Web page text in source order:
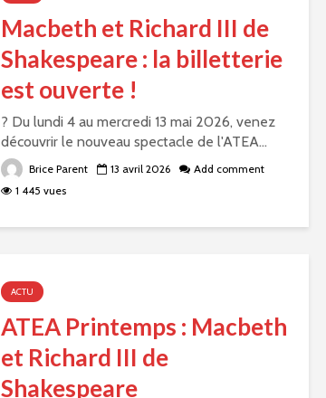
Macbeth et Richard III de
Shakespeare : la billetterie
est ouverte !
? Du lundi 4 au mercredi 13 mai 2026, venez
découvrir le nouveau spectacle de l'ATEA...
Brice Parent 13 avril 2026
Add comment
1 445 vues
ACTU
ATEA Printemps : Macbeth
et Richard III de
Shakespeare